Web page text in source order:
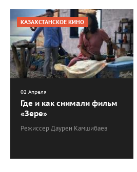
КАЗАХСТАНСКОЕ КИНО
02 Апреля
Где и как снимали фильм
«Зере»
Режиссер Даурен Камшибаев